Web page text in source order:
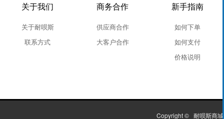
关于我们
关于耐呗斯
联系方式
商务合作
供应商合作
大客户合作
新手指南
如何下单
如何支付
价格说明
Copyright © 耐呗斯商城